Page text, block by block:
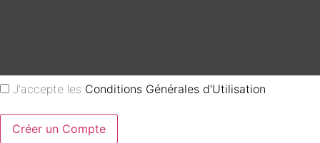
J'accepte les Conditions Générales d'Utilisation
Créer un Compte